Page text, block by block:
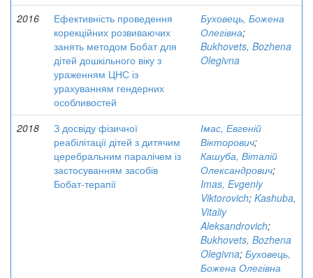
2016
Ефективність проведення
корекційних розвиваючих
занять методом Бобат для
дітей дошкільного віку з
ураженням ЦНС із
урахуванням гендерних
особливостей
Буховець, Божена
Олегівна;
Bukhovets, Bozhena
Olegivna
2018
З досвіду фізичної
реабілітації дітей з дитячим
церебральним паралічем із
застосуванням засобів
Бобат-терапії
Імас, Евгеній
Вікторович;
Кашуба, Віталій
Олександрович;
Imas, Evgeniy
Viktorovich; Kashuba,
Vitaliy
Aleksandrovich;
Bukhovets, Bozhena
Olegivna; Буховець,
Божена Олегівна